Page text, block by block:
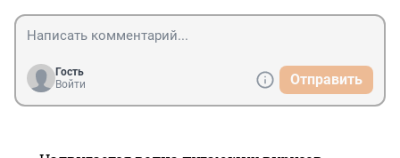
Гость
Войти
Отправить